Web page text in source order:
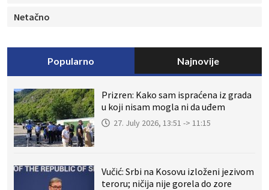
Netačno
Popularno Najnovije
Prizren: Kako sam ispraćena iz grada
u koji nisam mogla ni da uđem
27. July 2026, 13:51 -> 11:15
Vučić: Srbi na Kosovu izloženi jezivom
teroru; ničija nije gorela do zore